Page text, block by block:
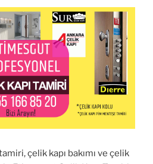
çelik kapı bakımı ve çelik